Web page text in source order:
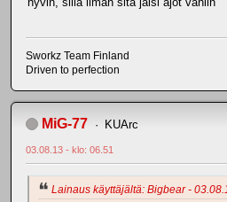
Sworkz Team Finland
Driven to perfection
MiG-77 KUArc
03.08.13 - klo: 06.51
Lainaus käyttäjältä: Bigbear -